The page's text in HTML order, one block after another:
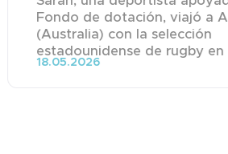
Fondo de dotación, viajó a
(Australia) con la selección
estadounidense de rugby en
18.05.2026